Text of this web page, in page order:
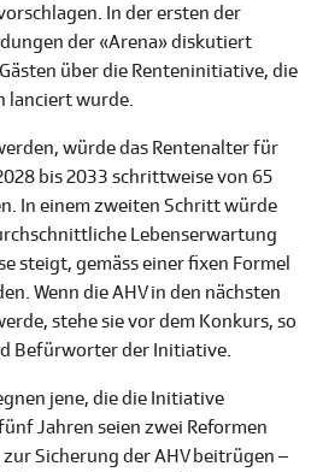
In der ersten der
der «Arena» diskutiert
über die Renteninitiative, die
lanciert wurde.
würde das Rentenalter für
bis 2033 schrittweise von 65
In einem zweiten Schritt würde
Lebenserwartung
steigt, gemäss einer fixen Formel
Wenn die AHV in den nächsten
stehe sie vor dem Konkurs, so
Befürworter der Initiative.
jene, die die Initiative
Jahren seien zwei Reformen
Sicherung der AHV beitrügen –